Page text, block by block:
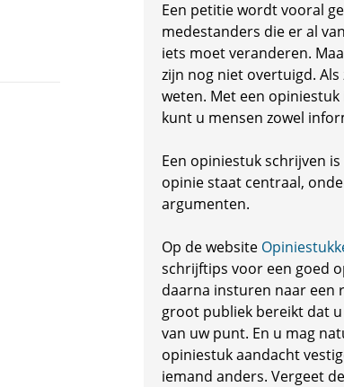
Een petitie wordt vooral
medestanders die er al
iets moet veranderen.
zijn nog niet overtuigd.
weten. Met een
kunt u mensen zowel
Een opiniestuk schrijven
opinie staat centraal,
argumenten.
Op de website
schrijftips voor een goed
daarna insturen naar een
groot publiek bereikt dat
van uw punt. En u mag
opiniestuk aandacht
iemand anders. Vergeet